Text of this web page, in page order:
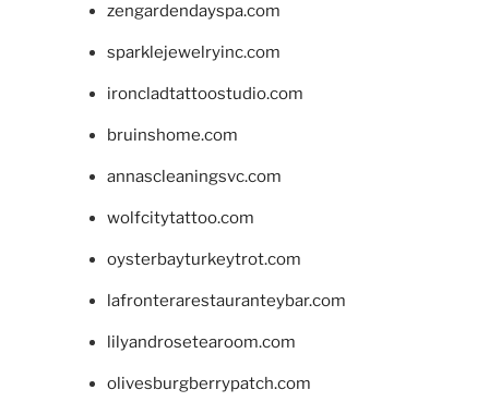
zengardendayspa.com
sparklejewelryinc.com
ironcladtattoostudio.com
bruinshome.com
annascleaningsvc.com
wolfcitytattoo.com
oysterbayturkeytrot.com
lafronterarestauranteybar.com
lilyandrosetearoom.com
olivesburgberrypatch.com